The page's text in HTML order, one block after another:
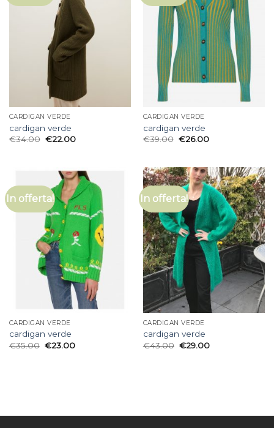
CARDIGAN VERDE
cardigan verde
€34.00 €22.00
CARDIGAN VERDE
cardigan verde
€39.00 €26.00
In offerta!
CARDIGAN VERDE
cardigan verde
€35.00 €23.00
In offerta!
CARDIGAN VERDE
cardigan verde
€43.00 €29.00